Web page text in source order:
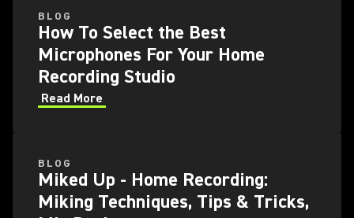
BLOG
How To Select the Best
Microphones For Your Home
Recording Studio
Read More
BLOG
Miked Up - Home Recording:
Miking Techniques, Tips & Tricks,